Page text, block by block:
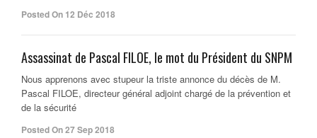
Posted On 12 Déc 2018
Assassinat de Pascal FILOE, le mot du Président du SNPM
Nous apprenons avec stupeur la triste annonce du décès de M.
Pascal FILOE, directeur général adjoint chargé de la prévention et
de la sécurité
Posted On 27 Sep 2018